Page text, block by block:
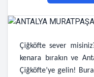
Çiğköfte sever
kenara bırakın ve
Çiğköfte’ye gelin!